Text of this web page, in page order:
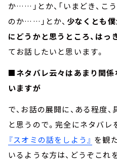
か……」とか、「いまどき、こ
のか……」とか、 少なくとも
にどうかと思うところ、はっ
てお話したいと思います。
■ネタバレ云々はあまり関
いますが
で、お話の展開に、ある程度
と思うので。完全にネタバ
『スオミの話をしよう』 を観
いるような方は、どうぞこ